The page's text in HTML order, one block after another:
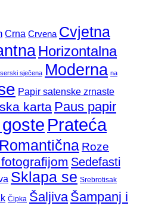
Crna Crvena Cvjetna
Horizontalna
sječena Moderna na
Papir satenske zrnaste
karta Paus papir
Prateća
Romantična Roze
Sedefasti
Sklapa se Srebrotisak
Čipka Šaljiva Šampanj i